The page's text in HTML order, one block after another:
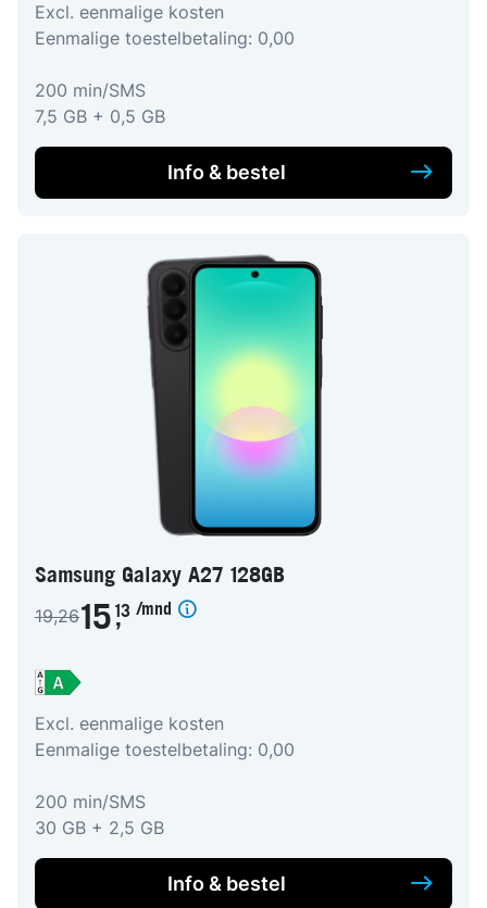
Excl. eenmalige kosten
Eenmalige toestelbetaling: 0,00
200 min/SMS
7,5 GB + 0,5 GB
Info & bestel
Samsung Galaxy A27 128GB
19,2615 ,
13 /mnd
Excl. eenmalige kosten
Eenmalige toestelbetaling: 0,00
200 min/SMS
30 GB + 2,5 GB
Info & bestel